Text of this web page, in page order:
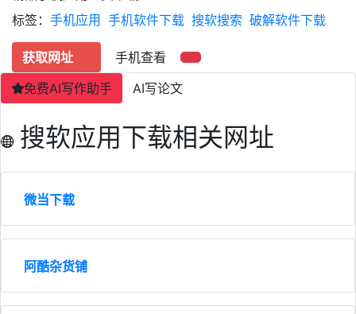
标签： 手机应用 手机软件下载 搜软搜索 破解软件下载
获取网址
手机查看
免费AI写作助手
AI写论文
搜软应用下载相关网址
微当下载
阿酷杂货铺